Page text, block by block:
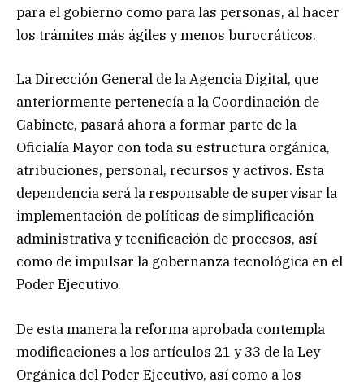
para el gobierno como para las personas, al hacer
los trámites más ágiles y menos burocráticos.
La Dirección General de la Agencia Digital, que
anteriormente pertenecía a la Coordinación de
Gabinete, pasará ahora a formar parte de la
Oficialía Mayor con toda su estructura orgánica,
atribuciones, personal, recursos y activos. Esta
dependencia será la responsable de supervisar la
implementación de políticas de simplificación
administrativa y tecnificación de procesos, así
como de impulsar la gobernanza tecnológica en el
Poder Ejecutivo.
De esta manera la reforma aprobada contempla
modificaciones a los artículos 21 y 33 de la Ley
Orgánica del Poder Ejecutivo, así como a los